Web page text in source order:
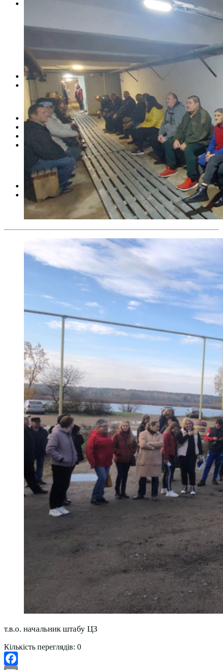
Студентська рада
Документація. Карантин
Центр кар’єри та працевлаштування
Центр дуальної освіти
Неформальна та інформальна освіта
Вступникам
Міжнародне співробітництво
Міжнародне співробітництво для викладачів
Міжнародне співробітництво для студентів
Угоди та договори
Вісник
Контакти
Публічність
Кваліфікаційний центр МФК
Нормативно-правова база
Форма заяви здобувача
Перелік професій
Професійні стандарти
Майстри сервісних центрів
Про формальну, неформальну та інформальну освіту
т.в.о. начальник штабу ЦЗ
Кількість переглядів: 0